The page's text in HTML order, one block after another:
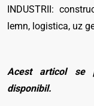
INDUSTRII:
lemn, logistica, uz
Acest articol se
disponibil.